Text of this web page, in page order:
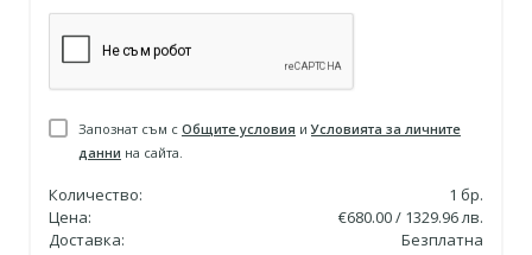
Запознат съм с Общите условия иУсловията за личните
данни на сайта.
Количество: 1 бр.
Цена:
€680.00 / 1329.96 лв.
Доставка:
Безплатна